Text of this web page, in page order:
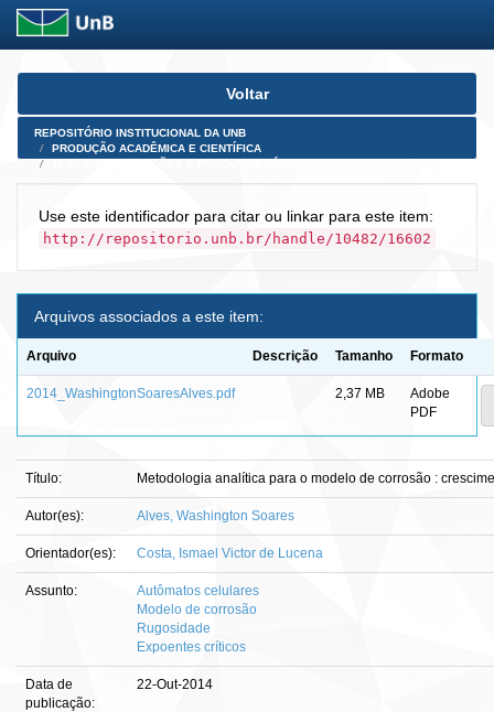
Skip
Voltar
REPOSITÓRIO INSTITUCIONAL DA UNB
PRODUÇÃO ACADÊMICA E CIENTÍFICA
Use este identificador para citar ou linkar para este item:
http://repositorio.unb.br/handle/10482/16602
Arquivos associados a este item:
Arquivo Descrição Tamanho Formato
2014_WashingtonSoaresAlves.pdf 2,37 MB
Adobe
PDF
Título: Metodologia analítica para o modelo de corrosão :
Autor(es): Alves, Washington Soares
Orientador(es): Costa, Ismael Victor de Lucena
Assunto:
Autômatos celulares
Modelo de corrosão
Rugosidade
Expoentes críticos
Data de
publicação:
22-Out-2014